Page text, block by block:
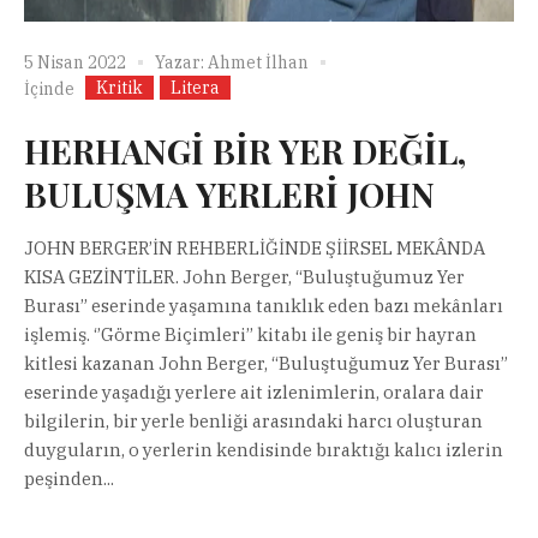
5 Nisan 2022 Yazar: Ahmet İlhan
İçinde
Kritik Litera
HERHANGİ BİR YER DEĞİL,
BULUŞMA YERLERİ JOHN
JOHN BERGER’İN REHBERLİĞİNDE ŞİİRSEL MEKÂNDA
KISA GEZİNTİLER. John Berger, “Buluştuğumuz Yer
Burası” eserinde yaşamına tanıklık eden bazı mekânları
işlemiş. ‘’Görme Biçimleri’’ kitabı ile geniş bir hayran
kitlesi kazanan John Berger, “Buluştuğumuz Yer Burası”
eserinde yaşadığı yerlere ait izlenimlerin, oralara dair
bilgilerin, bir yerle benliği arasındaki harcı oluşturan
duyguların, o yerlerin kendisinde bıraktığı kalıcı izlerin
peşinden...